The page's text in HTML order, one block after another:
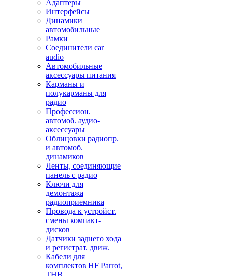
Адаптеры
Интерфейсы
Динамики
автомобильные
Рамки
Соединители car
audio
Автомобильные
аксессуары питания
Карманы и
полукарманы для
радио
Профессион.
автомоб. аудио-
аксессуары
Облицовки радиопр.
и автомоб.
динамиков
Ленты, соединяющие
панель с радио
Ключи для
демонтажа
радиоприемника
Провода к устройст.
смены компакт-
дисков
Датчики заднего хода
и регистрат. движ.
Кабели для
комплектов HF Parrot,